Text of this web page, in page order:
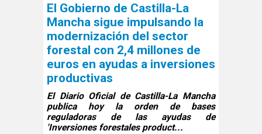
El Gobierno de Castilla-La
Mancha sigue impulsando la
modernización del sector
forestal con 2,4 millones de
euros en ayudas a inversiones
productivas
El Diario Oficial de Castilla-La Mancha
publica hoy la orden de bases
reguladoras de las ayudas de
'Inversiones forestales product...